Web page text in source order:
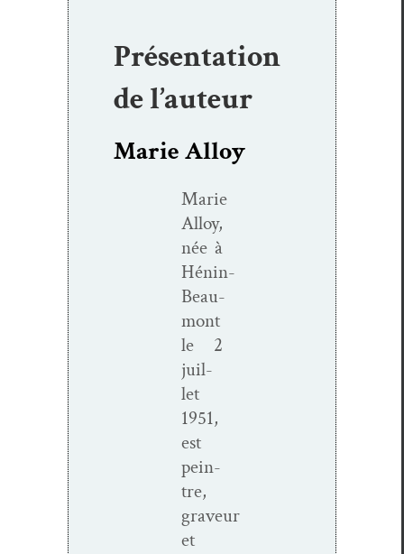
Présentation
de l’auteur
Marie Alloy
Marie
Alloy,
née à
Hénin-
Beau­­
mont
le 2
juil­
let
1951,
est
pein­
tre,
graveur
et